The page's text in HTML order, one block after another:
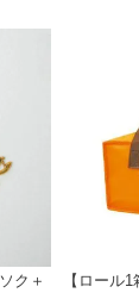
ク＋
【ロール